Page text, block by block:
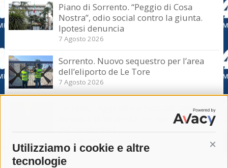
Utilizziamo i cookie e altre
tecnologie
Piano di Sorrento. “Peggio di Cosa
Nostra”, odio social contro la giunta.
Ipotesi denuncia
7 Agosto 2026
Sorrento. Nuovo sequestro per l’area
dell’eliporto de Le Tore
7 Agosto 2026
Sorrento. Aggredisce sessualmente una
turista e le strappa il portafogli, fermato